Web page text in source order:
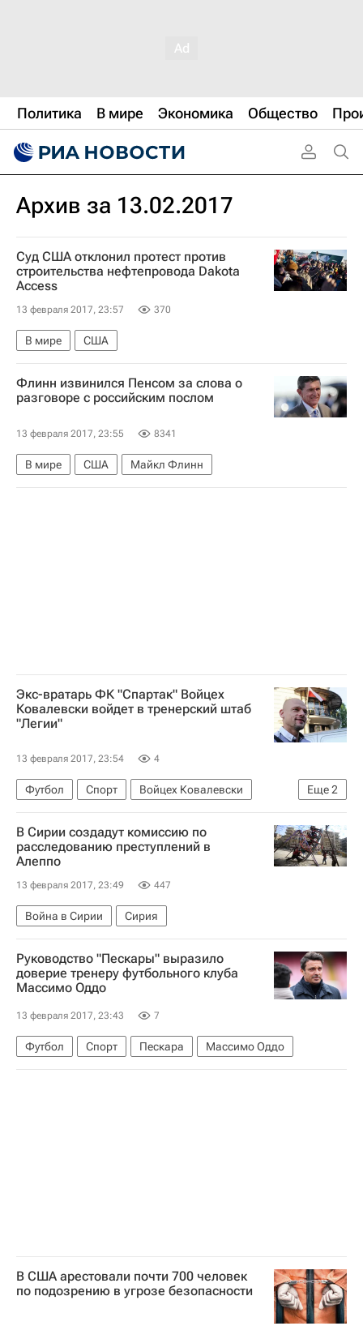
Политика В мире Экономика Общество
Архив за 13.02.2017
Суд США отклонил протест против
строительства нефтепровода Dakota
Access
13 февраля 2017, 23:57 370
В мире США
Флинн извинился Пенсом за слова о
разговоре с российским послом
13 февраля 2017, 23:55 8341
В мире США Майкл Флинн
Экс-вратарь ФК "Спартак" Войцех
Ковалевски войдет в тренерский штаб
"Легии"
13 февраля 2017, 23:54 4
Еще2
Футбол Спорт
Войцех Ковалевски
Спартак Москва
Легия
В Сирии создадут комиссию по
расследованию преступлений в
Алеппо
13 февраля 2017, 23:49 447
Война в Сирии Сирия
Руководство "Пескары" выразило
доверие тренеру футбольного клуба
Массимо Оддо
13 февраля 2017, 23:43 7
Футбол Спорт Пескара Массимо Оддо
В США арестовали почти 700 человек
по подозрению в угрозе безопасности